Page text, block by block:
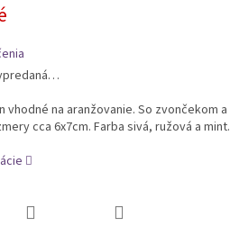
vhodné na aranžovanie. So zvončekom a
cca 6x7cm. Farba sivá, ružová a mint.